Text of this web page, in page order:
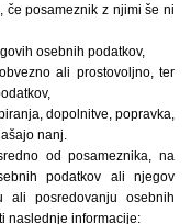
če posameznik z njimi še ni
osebnih podatkov,
ali prostovoljno, ter
dopolnitve, popravka,
nanj.
od posameznika, na
podatkov ali njegov
ali posredovanju osebnih
naslednje informacije: